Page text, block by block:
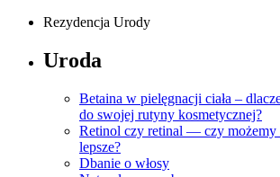
Rezydencja Urody
Uroda
Betaina w pielęgnacji ciała –
do swojej rutyny kosmetycznej?
Retinol czy retinal — czy możemy
lepsze?
Dbanie o włosy